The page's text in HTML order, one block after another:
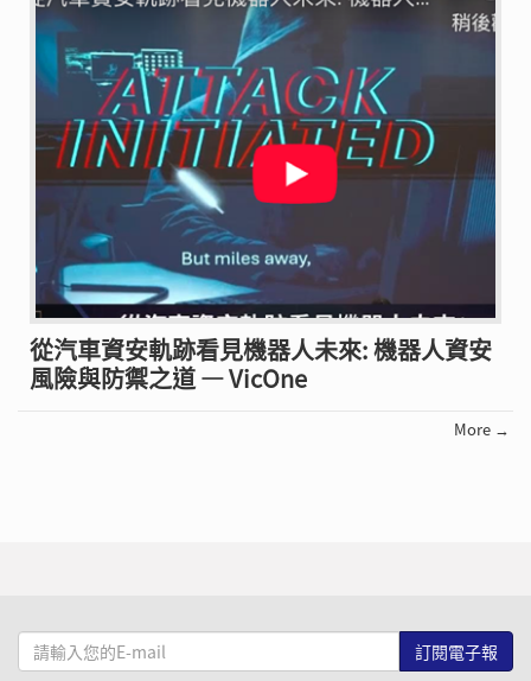
從汽車資安軌跡看見機器人未來: 機器人資安
風險與防禦之道 — VicOne
More →
請
輸